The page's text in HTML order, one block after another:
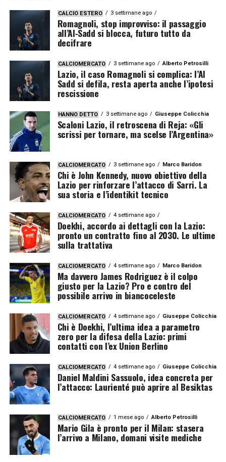
CALCIO ESTERO 3 settimane ago
Romagnoli, stop improvviso: il passaggio
all’Al‑Sadd si blocca, futuro tutto da
decifrare
CALCIOMERCATO 3 settimane ago Alberto Petrosilli
Lazio, il caso Romagnoli si complica: l’Al
Sadd si defila, resta aperta anche l’ipotesi
rescissione
HANNO DETTO 3 settimane ago Giuseppe Colicchia
Scaloni Lazio, il retroscena di Reja: «Gli
scrissi per tornare, ma scelse l’Argentina»
CALCIOMERCATO 3 settimane ago Marco Baridon
Chi è John Kennedy, nuovo obiettivo della
Lazio per rinforzare l’attacco di Sarri. La
sua storia e l’identikit tecnico
CALCIOMERCATO 4 settimane ago
Doekhi, accordo ai dettagli con la Lazio:
pronto un contratto fino al 2030. Le ultime
sulla trattativa
CALCIOMERCATO 4 settimane ago Marco Baridon
Ma davvero James Rodriguez è il colpo
giusto per la Lazio? Pro e contro del
possibile arrivo in biancoceleste
CALCIOMERCATO 4 settimane ago Giuseppe Colicchia
Chi è Doekhi, l’ultima idea a parametro
zero per la difesa della Lazio: primi
contatti con l’ex Union Berlino
CALCIOMERCATO 4 settimane ago Giuseppe Colicchia
Daniel Maldini Sassuolo, idea concreta per
l’attacco: Laurienté può aprire al Besiktas
CALCIOMERCATO 1 mese ago Alberto Petrosilli
Mario Gila è pronto per il Milan: stasera
l’arrivo a Milano, domani visite mediche